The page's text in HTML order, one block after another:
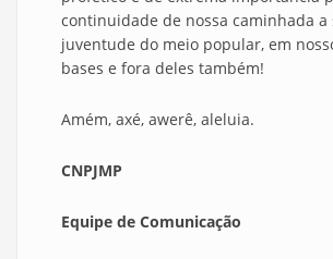
continuidade de nossa caminhada a
juventude do meio popular, em
bases e fora deles também!
Amém, axé, awerê, aleluia.
CNPJMP
Equipe de Comunicação